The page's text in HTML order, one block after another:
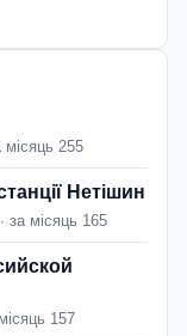
місяць 255
Нетішин
за місяць 165
157